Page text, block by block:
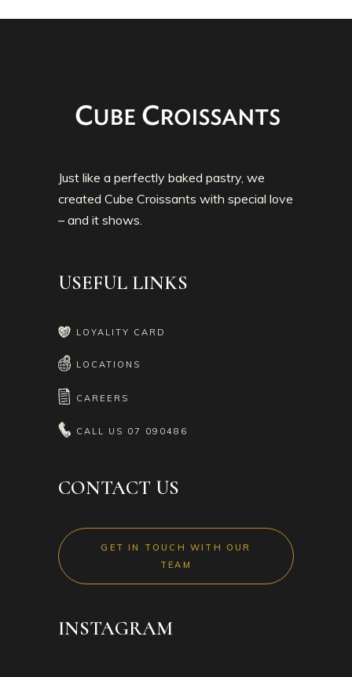
Just like a perfectly baked pastry, we
created Cube Croissants with special love
– and it shows.
USEFUL LINKS
LOYALITY CARD
LOCATIONS
CAREERS
CALL US 07 090486
CONTACT US
GET IN TOUCH WITH OUR
TEAM
INSTAGRAM